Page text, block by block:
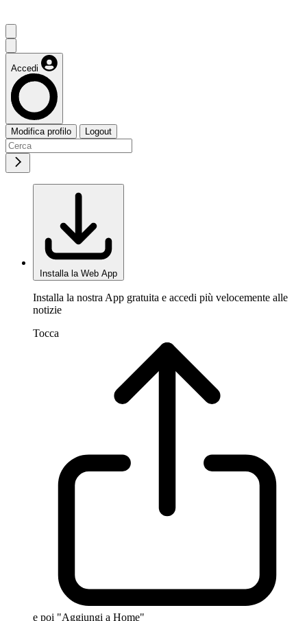
Accedi
Modifica profilo Logout
Installa la Web App
Installa la nostra App gratuita e accedi più velocemente alle
notizie
Tocca
e poi "Aggiungi a Home"